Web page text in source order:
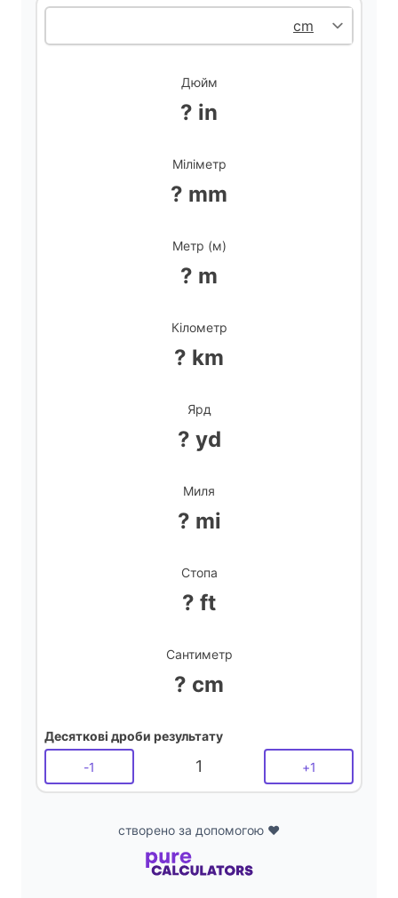
d
o
Дюйм
? in
Міліметр
? mm
Метр (м)
? m
Кілометр
? km
Ярд
? yd
Миля
? mi
Стопа
? ft
Сантиметр
? cm
Десяткові дроби результату
-1 1 +1
створено за допомогою ❤️